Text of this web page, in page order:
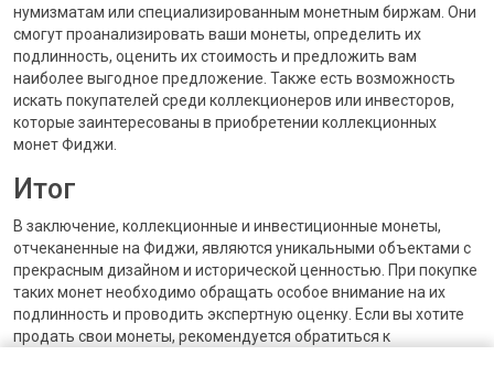
нумизматам или специализированным монетным биржам. Они
смогут проанализировать ваши монеты, определить их
подлинность, оценить их стоимость и предложить вам
наиболее выгодное предложение. Также есть возможность
искать покупателей среди коллекционеров или инвесторов,
которые заинтересованы в приобретении коллекционных
монет Фиджи.
Итог
В заключение, коллекционные и инвестиционные монеты,
отчеканенные на Фиджи, являются уникальными объектами с
прекрасным дизайном и исторической ценностью. При покупке
таких монет необходимо обращать особое внимание на их
подлинность и проводить экспертную оценку. Если вы хотите
продать свои монеты, рекомендуется обратиться к